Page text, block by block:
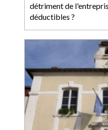
détriment de
déductibles ?